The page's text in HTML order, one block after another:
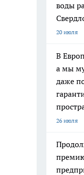
воды
20 июля
В
а мы
даже
26 июля